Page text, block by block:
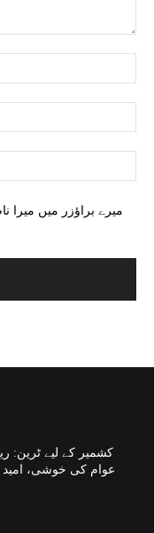
میرے براؤزر میں
کشمیر کے لیے ٹرین:
عوام کی خوشی، امید